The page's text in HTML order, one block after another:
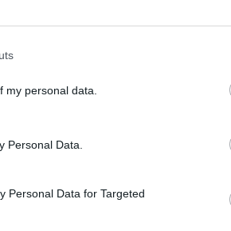
my personal data.
Personal Data.
Personal Data for Targeted
różnić się w zależności od konfiguracji oraz
CQ2091S
58579 Schalksmühle